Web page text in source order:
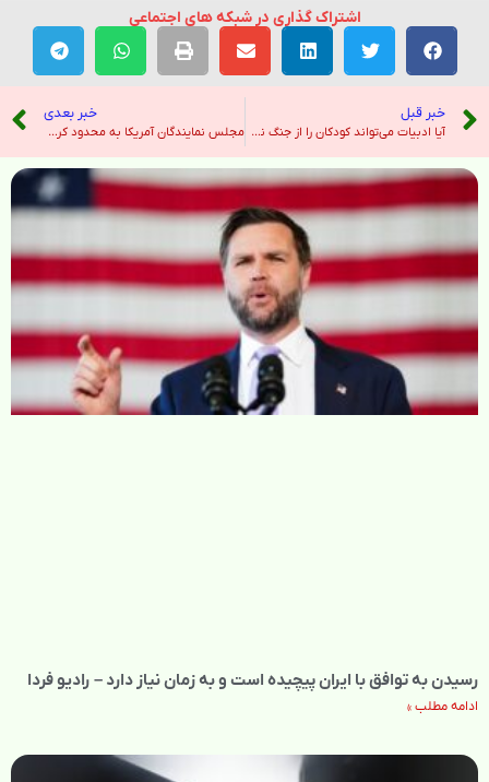
اشتراک گذاری در شبکه های اجتماعی
خبر قبل
آیا ادبیات می‌تواند کودکان را از جنگ نجات دهد؟ – خبرگزاری ایرنا
خبر بعدی
مجلس نمایندگان آمریکا به محدود کردن قدرت ترامپ برای ادامۀ جنگ رأی مثبت داد – رادیو فردا
رسیدن به توافق با ایران پیچیده است و به زمان نیاز دارد – رادیو فردا
ادامه مطلب »